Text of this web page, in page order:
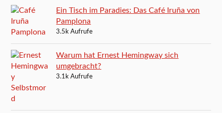
Ein Tisch im Paradies: Das Café Iruña von
Pamplona
3.5k Aufrufe
Warum hat Ernest Hemingway sich
umgebracht?
3.1k Aufrufe